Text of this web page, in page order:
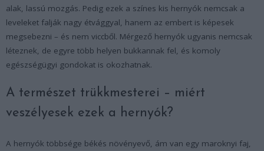
alak, lassú mozgás. Pedig ezek a színes kis hernyók nemcsak a
leveleket falják nagy étvággyal, hanem az embert is képesek
megsebezni – és nem viccből. Mérgező hernyók ugyanis nemcsak
léteznek, de egyre több helyen bukkannak fel, és komoly
egészségügyi gondokat is okozhatnak.
A természet trükkmesterei – miért
veszélyesek ezek a hernyók?
A hernyók többsége békés növényevő, ám van egy maroknyi faj,